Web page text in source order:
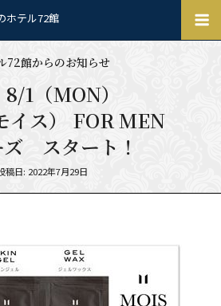
ホテル72館
72館からのお知らせ
1（MON）
イス） FOR MEN
ズ スタート！
稿日: 2022年7月29日